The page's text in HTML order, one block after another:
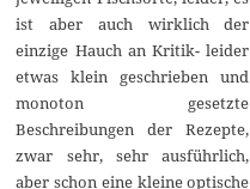
ist aber auch wirklich der
einzige Hauch an Kritik- leider
etwas klein geschrieben und
monoton gesetzte
Beschreibungen der Rezepte,
zwar sehr, sehr ausführlich,
aber schon eine kleine optische